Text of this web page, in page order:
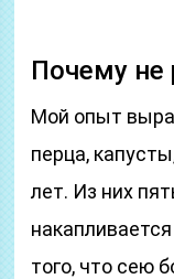
Почему не
Мой опыт
перца,
лет. Из них
того, что сею